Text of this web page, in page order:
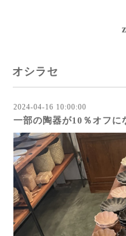
オシラセ
2024-04-16 10:00:00
一部の陶器が10％オフに